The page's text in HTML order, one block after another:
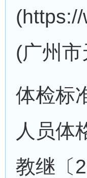
(广州
体检标
人员体
教继〔